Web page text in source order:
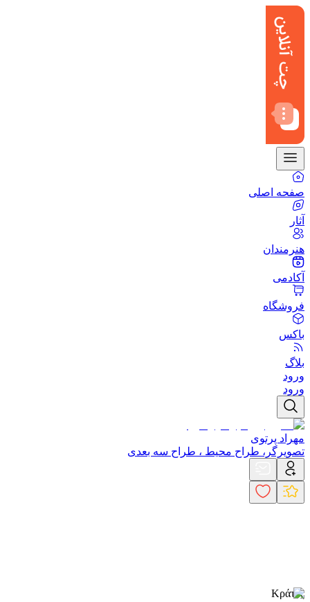
صفحه اصلی
آثار
هنرمندان
آکادمی
فروشگاه
باکس
بلاگ
ورود
ورود
مهراد پرتوی
تصویرگر، طراح محیط ، طراح سه بعدی
Κράτος